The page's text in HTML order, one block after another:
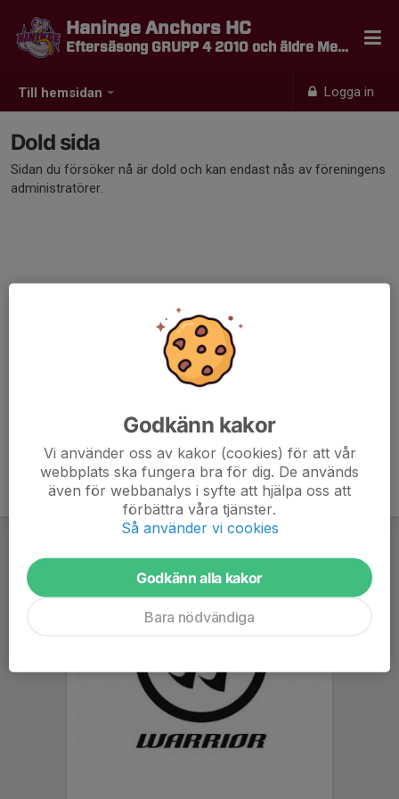
Till hemsidan Logga in
Haninge Anchors HC
Eftersäsong GRUPP 4 2010 och äldre Medlem
Dold sida
Sidan du försöker nå är dold och kan endast nås av föreningens
administratörer.
Godkänn kakor
Vi använder oss av kakor (cookies) för att vår
webbplats ska fungera bra för dig. De används
även för webbanalys i syfte att hjälpa oss att
förbättra våra tjänster.
Så använder vi cookies
Godkänn alla kakor
Bara nödvändiga